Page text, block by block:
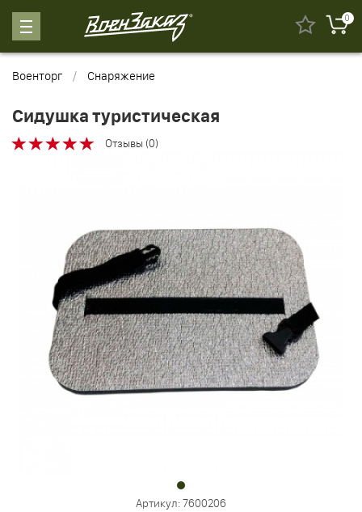
0
Военторг Снаряжение
Сидушка туристическая
Отзывы (0)
Артикул:7600206